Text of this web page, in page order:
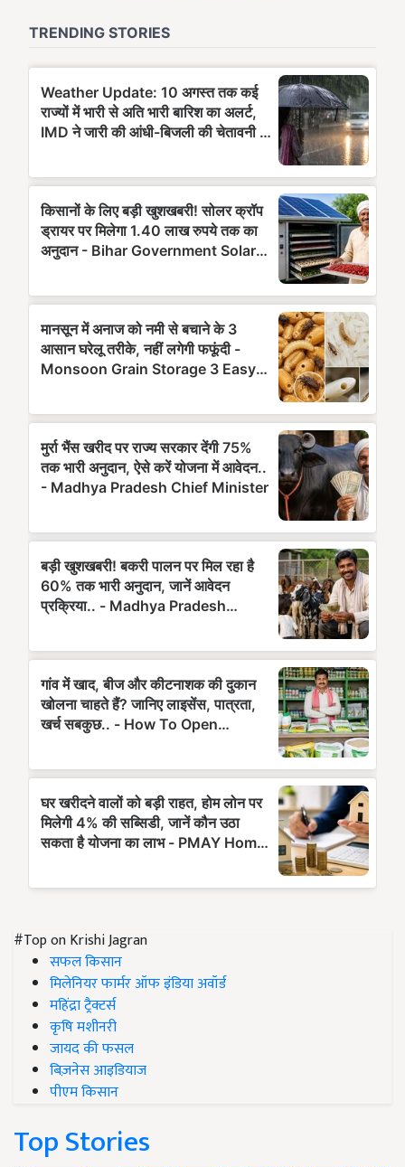
#Top on Krishi Jagran
सफल किसान
मिलेनियर फार्मर ऑफ इंडिया अवॉर्ड
महिंद्रा ट्रैक्टर्स
कृषि मशीनरी
जायद की फसल
बिज़नेस आइडियाज
पीएम किसान
Top Stories